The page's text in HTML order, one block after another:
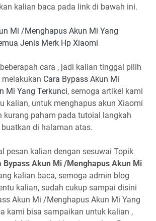
kalian baca pada link di bawah ini.
Mi /Menghapus Akun Mi Yang
Jenis Merk Hp Xiaomi
cara , jadi kalian tinggal pilih
Cara Bypass Akun Mi
Mi Yang Terkunci, semoga artikel kami
kalian, untuk menghapus akun Xiaomi
kurang paham pada tutoial langkah
di halaman atas.
pesan kalian dengan sesuwai Topik
Bypass Akun Mi /Menghapus Akun Mi
kalian baca, semoga admin blog
kalian, sudah cukup sampai disini
Akun Mi /Menghapus Akun Mi Yang
kami bisa sampaikan untuk kalian ,